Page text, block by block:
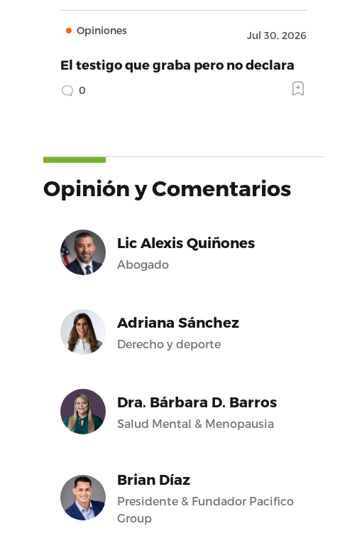
Opiniones Jul 30, 2026
El testigo que graba pero no declara
0
Opinión y Comentarios
Lic Alexis Quiñones
Abogado
Adriana Sánchez
Derecho y deporte
Dra. Bárbara D. Barros
Salud Mental & Menopausia
Brian Díaz
Presidente & Fundador Pacifico
Group